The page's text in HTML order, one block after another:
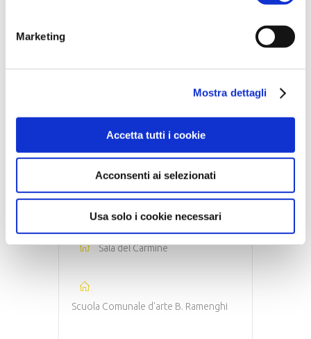
Marketing
Mostra dettagli
Accetta tutti i cookie
Acconsenti ai selezionati
Usa solo i cookie necessari
osonoraitalia/
Rocca Sforzesca
Sala del Carmine
Scuola Comunale d'arte B. Ramenghi